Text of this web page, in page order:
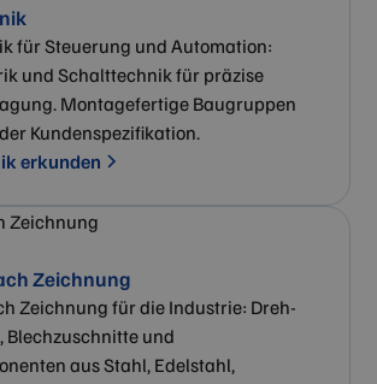
für Steuerung und Automation:
und Schalttechnik für präzise
Montagefertige Baugruppen
Kundenspezifikation.
erkunden
Zeichnung
Zeichnung für die Industrie: Dreh-
Blechzuschnitte und
aus Stahl, Edelstahl,